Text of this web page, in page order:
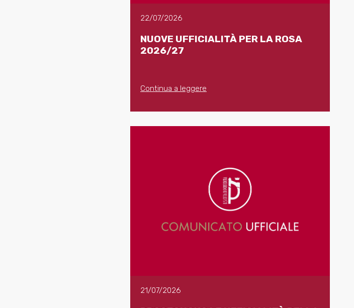
22/07/2026
NUOVE UFFICIALITÀ PER LA ROSA
2026/27
Continua a leggere
21/07/2026